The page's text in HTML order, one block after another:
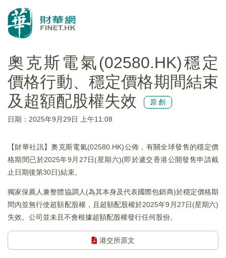
奧克斯電氣(02580.HK)穩定
價格行動、穩定價格期間結束
及超額配股權失效
原創
日期：2025年9月29日 上午11:08
【財華社訊】奧克斯電氣(02580.HK)公佈，有關全球發售的穩定價
格期間已於2025年9月27日(星期六)(即於遞交香港公開發售申請截
止日期後第30日)結束。
獨家保薦人兼整體協調人(為其本身及代表國際包銷商)於穩定價格期
間內並無行使超額配股權，且超額配股權於2025年9月27日(星期六)
失效。公司並未且不會根據超額配股權發行任何股份。
港交所原文